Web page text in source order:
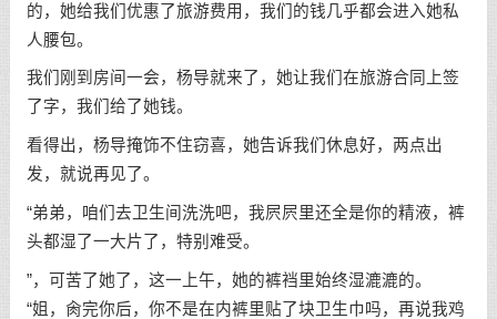
的，她给我们优惠了旅游费用，我们的钱几乎都会进入她私
人腰包。
我们刚到房间一会，杨导就来了，她让我们在旅游合同上签
了字，我们给了她钱。
看得出，杨导掩饰不住窃喜，她告诉我们休息好，两点出
发，就说再见了。
“弟弟，咱们去卫生间洗洗吧，我屄屄里还全是你的精液，裤
头都湿了一大片了，特别难受。
”，可苦了她了，这一上午，她的裤裆里始终湿漉漉的。
“姐，肏完你后，你不是在内裤里贴了块卫生巾吗，再说我鸡